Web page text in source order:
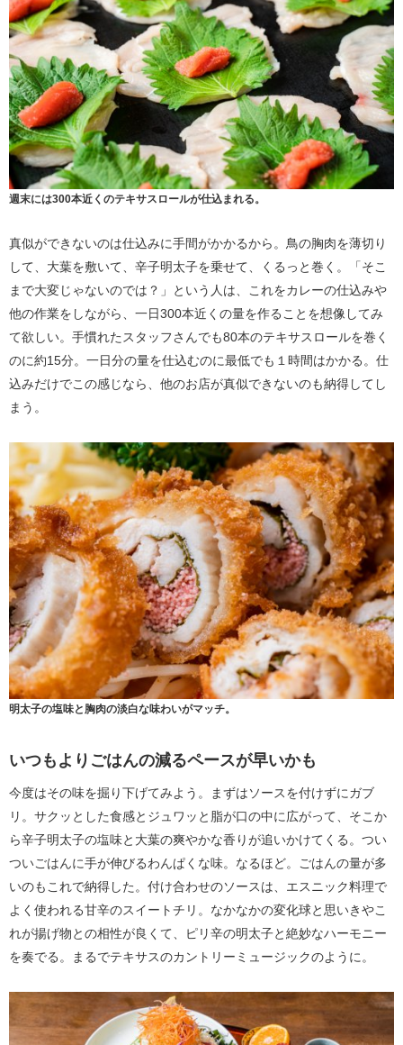
週末には300本近くのテキサスロールが仕込まれる。
真似ができないのは仕込みに手間がかかるから。鳥の胸肉を薄切り
して、大葉を敷いて、辛子明太子を乗せて、くるっと巻く。「そこ
まで大変じゃないのでは？」という人は、これをカレーの仕込みや
他の作業をしながら、一日300本近くの量を作ることを想像してみ
て欲しい。手慣れたスタッフさんでも80本のテキサスロールを巻く
のに約15分。一日分の量を仕込むのに最低でも１時間はかかる。仕
込みだけでこの感じなら、他のお店が真似できないのも納得してし
まう。
明太子の塩味と胸肉の淡白な味わいがマッチ。
いつもよりごはんの減るペースが早いかも
今度はその味を掘り下げてみよう。まずはソースを付けずにガブ
リ。サクッとした食感とジュワッと脂が口の中に広がって、そこか
ら辛子明太子の塩味と大葉の爽やかな香りが追いかけてくる。つい
ついごはんに手が伸びるわんぱくな味。なるほど。ごはんの量が多
いのもこれで納得した。付け合わせのソースは、エスニック料理で
よく使われる甘辛のスイートチリ。なかなかの変化球と思いきやこ
れが揚げ物との相性が良くて、ピリ辛の明太子と絶妙なハーモニー
を奏でる。まるでテキサスのカントリーミュージックのように。